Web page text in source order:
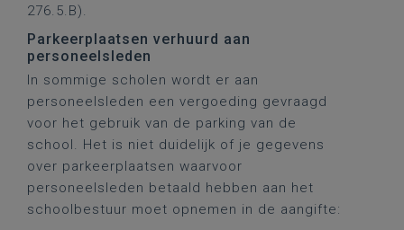
276.5.B).
Parkeerplaatsen verhuurd aan
personeelsleden
In sommige scholen wordt er aan
personeelsleden een vergoeding gevraagd
voor het gebruik van de parking van de
school. Het is niet duidelijk of je gegevens
over parkeerplaatsen waarvoor
personeelsleden betaald hebben aan het
schoolbestuur moet opnemen in de aangifte: